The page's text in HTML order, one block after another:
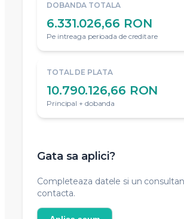
DOBANDA TOTALA
6.331.026,66 RON
Pe intreaga perioada de creditare
TOTAL DE PLATA
10.790.126,66 RON
Principal + dobanda
Gata sa aplici?
Completeaza datele si un
contacta.